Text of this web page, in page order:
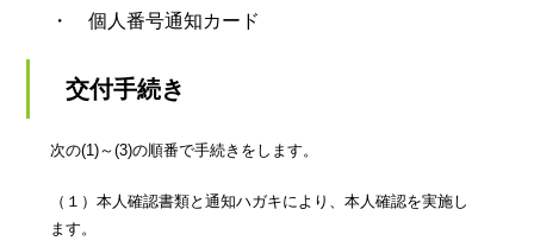
・ 個人番号通知カード
交付手続き
次の(1)～(3)の順番で手続きをします。
（１）本人確認書類と通知ハガキにより、本人確認を実施し
ます。